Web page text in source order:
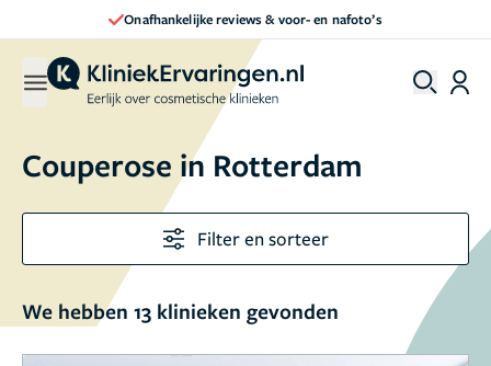
Direct een afspraak maken
Couperose in Rotterdam
Filter en sorteer
We hebben 13 klinieken gevonden